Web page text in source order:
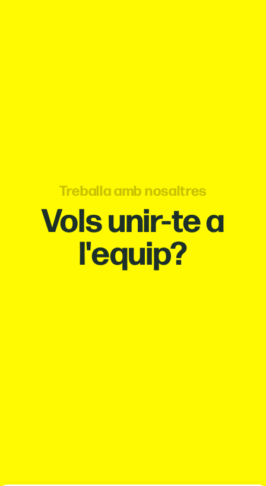
Treballa amb nosaltres
Vols unir-te a
l'equip?